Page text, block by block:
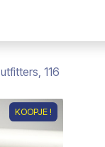
116
KOOPJE !